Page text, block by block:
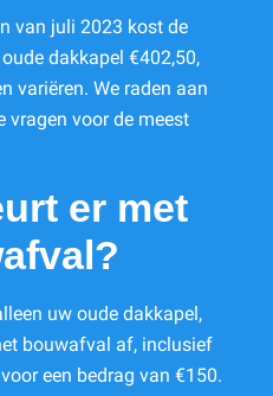
van juli 2023 kost de
dakkapel €402,50,
variëren. We raden aan
vragen voor de meest
er met
uw oude dakkapel,
bouwafval af, inclusief
een bedrag van €150.